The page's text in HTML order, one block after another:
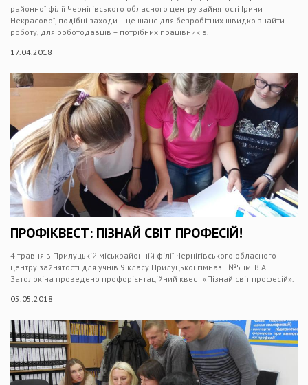
районної філії Чернігівського обласного центру зайнятості Ірини
Некрасової, подібні заходи – це шанс для безробітних швидко знайти
роботу, для роботодавців – потрібних працівників.
17.04.2018
ПРОФІКВЕСТ: ПІЗНАЙ СВІТ ПРОФЕСІЙ!
4 травня в Прилуцькій міськрайонній філії Чернігівського обласного
центру зайнятості для учнів 9 класу Прилуцької гімназії №5 ім. В.А.
Затолокіна проведено профорієнтаційний квест «Пізнай світ професій».
05.05.2018